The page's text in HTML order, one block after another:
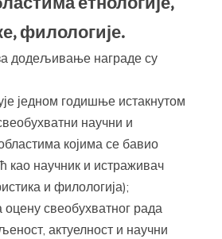
филологије.
додељивање награде су
једном годишње истакнутом
научни и
којима се бавио
научник и истраживач
и филологија);
свеобухватног рада
актуелност и научни